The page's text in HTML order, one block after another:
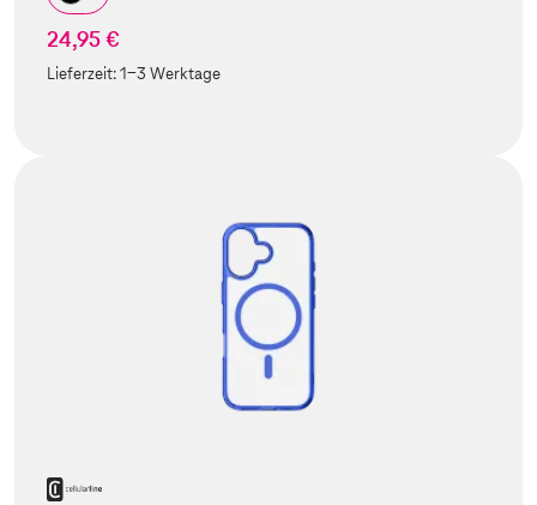
24,95 €
Lieferzeit:1-3 Werktage